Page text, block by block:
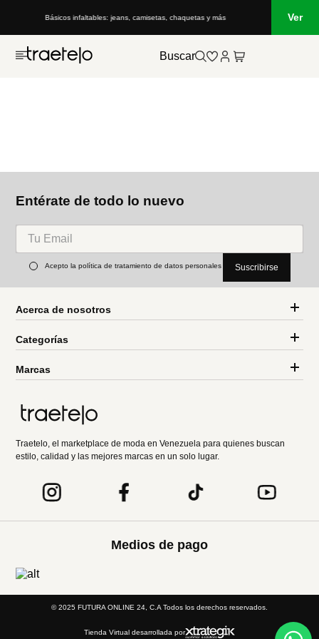
Básicos infaltables: jeans, camisetas, chaquetas y más Ver
Buscar
Entérate de todo lo nuevo
Acepto la política de tratamiento de datos personales Suscribirse
Acerca de nosotros
Categorías
Marcas
Traetelo, el marketplace de moda en Venezuela para quienes buscan
estilo, calidad y las mejores marcas en un solo lugar.
Medios de pago
© 2025 FUTURA ONLINE 24, C.A Todos los derechos reservados.
Tienda Virtual desarrollada por